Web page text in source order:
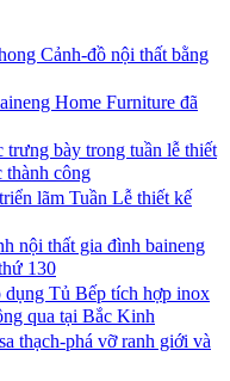
Cảnh-đồ nội thất bằng
Home Furniture đã
bày trong tuần lễ thiết
thành công
lãm Tuần Lễ thiết kế
nội thất gia đình baineng
130
Tủ Bếp tích hợp inox
qua tại Bắc Kinh
thạch-phá vỡ ranh giới và